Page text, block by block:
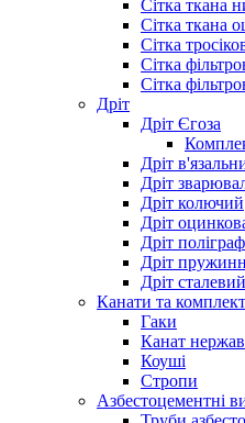
Сітка ткана
Сітка ткана
Сітка
Сітка
Сітка
Дріт
Дріт Єгоза
Дріт
Дріт
Дріт колючий
Дріт
Дріт
Дріт
Дріт сталевий
Канати та
Гаки
Канат
Коуші
Стропи
Азбестоцементні